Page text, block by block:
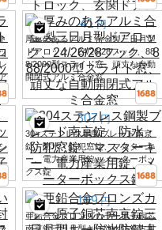
41 円
厚みのあるアルミ合金製三日月型
ドアロック、24/26/28フック、88
8/2000型スライド窓、頑丈な自動
開閉式アルミ合金窓
307 円
304ステンレス鋼製ブレード南京
錠、防水・防犯窓錠、マスターキ
ー、電力産業用錠、メーターボッ
クス錠
199 円
亜鉛合金ブロンズカラー原子銅芯